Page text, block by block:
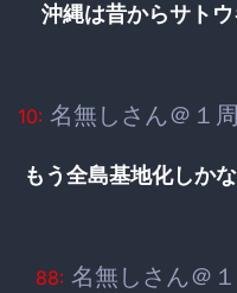
沖縄は昔からサト
10: 名無しさん＠１
もう全島基地化しか
88: 名無しさん＠